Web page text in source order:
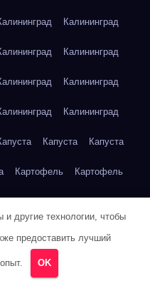
Калининград
Калининград
Калининград
Калининград
Капуста Капуста
Картофель Картофель
Кейптаун
Кейптаун
и другие технологии, чтобы
предоставить лучший
OK